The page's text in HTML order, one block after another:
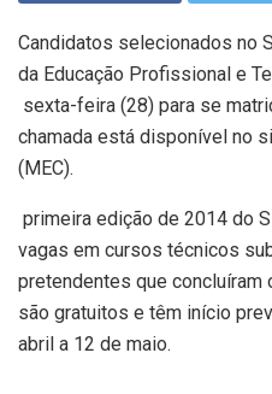
Candidatos selecionados no
da Educação Profissional e
sexta-feira (28) para se
chamada está disponível no
(MEC).
primeira edição de 2014 do
vagas em cursos técnicos
pretendentes que concluíram
são gratuitos e têm início
abril a 12 de maio.